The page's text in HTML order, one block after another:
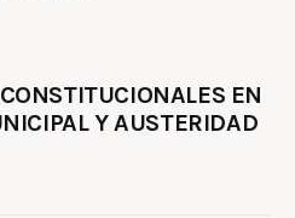
EN
Y AUSTERIDAD